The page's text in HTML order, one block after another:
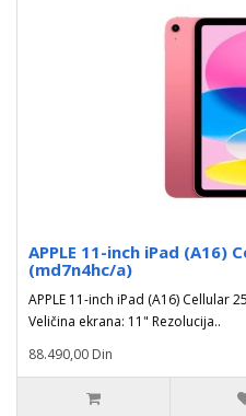
APPLE 11-inch iPad (A16)
(md7n4hc/a)
APPLE 11-inch iPad (A16) Cellular
Veličina ekrana: 11" Rezolucija..
88.490,00 Din